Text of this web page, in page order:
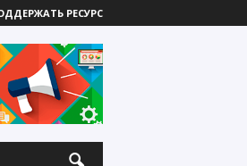
РЕСУРС